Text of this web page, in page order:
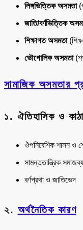
লিঙ্গভিত্তিক অসমতা
জাতি/বর্ণভিত্তিক
শিক্ষাগত অসমতা
ভৌগোলিক অসমতা
সামাজিক অসমতার
১. ঐতিহাসিক ও
ঔপনিবেশিক শাসন ও
সামন্ততান্ত্রিক
বর্ণপ্রথা ও জাতিভেদ
২. অর্থনৈতিক কারণ